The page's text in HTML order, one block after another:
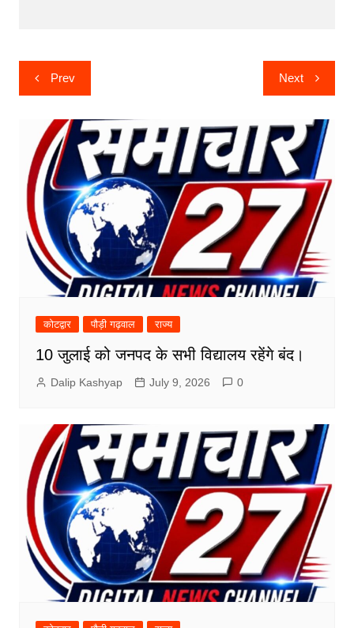
Post
navigation
Prev Next
कोटद्वार पौड़ी गढ़वाल राज्य
10 जुलाई को जनपद के सभी विद्यालय रहेंगे बंद।
Dalip Kashyap July 9, 2026 0